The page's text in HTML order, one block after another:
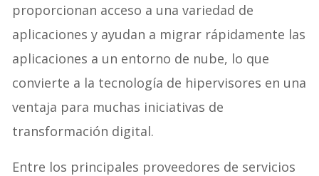
proporcionan acceso a una variedad de
aplicaciones y ayudan a migrar rápidamente las
aplicaciones a un entorno de nube, lo que
convierte a la tecnología de hipervisores en una
ventaja para muchas iniciativas de
transformación digital.
Entre los principales proveedores de servicios